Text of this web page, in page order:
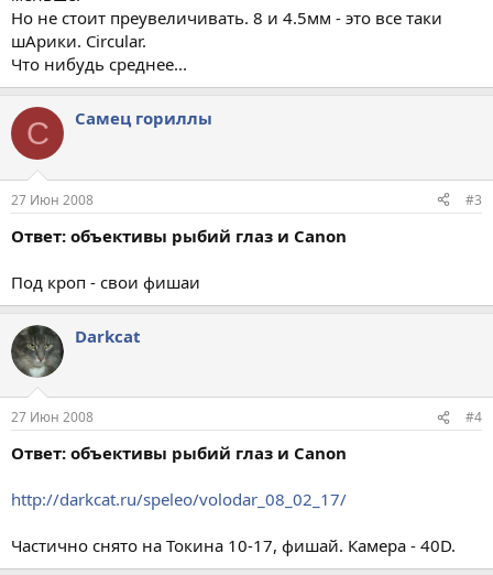
Но не стоит преувеличивать. 8 и 4.5мм - это все таки
шАрики. Circular.
Что нибудь среднее...
С Самец гориллы
27 Июн 2008 #3
Ответ: объективы рыбий глаз и Canon
Под кроп - свои фишаи
Darkcat
27 Июн 2008 #4
Ответ: объективы рыбий глаз и Canon
http://darkcat.ru/speleo/volodar_08_02_17/
Частично снято на Токина 10-17, фишай. Камера - 40D.